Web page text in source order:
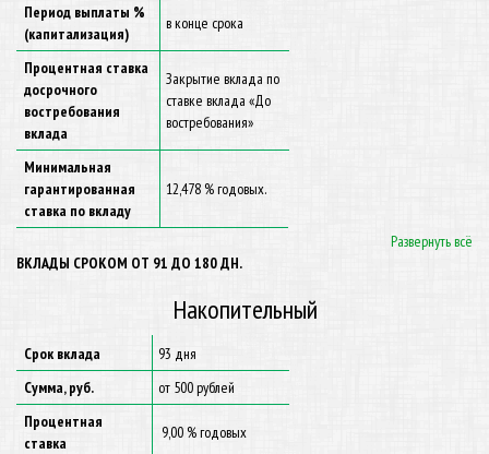
Период выплаты %
(капитализация)
в конце срока
Процентная ставка
досрочного
востребования
вклада
Закрытие вклада по
ставке вклада «До
востребования»
Минимальная
гарантированная
ставка по вкладу
12,478 % годовых.
Развернуть всё
ВКЛАДЫ СРОКОМ ОТ 91 ДО 180 ДН.
Накопительный
Срок вклада
93 дня
Сумма, руб.
от 500 рублей
Процентная
ставка
9,00 % годовых